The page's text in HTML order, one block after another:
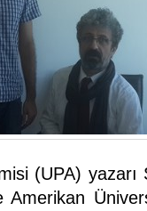
(UPA)
Amerikan